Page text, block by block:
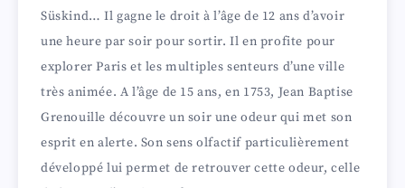
Süskind… Il gagne le droit à l’âge de 12 ans d’avoir
une heure par soir pour sortir. Il en profite pour
explorer Paris et les multiples senteurs d’une ville
très animée. A l’âge de 15 ans, en 1753, Jean Baptise
Grenouille découvre un soir une odeur qui met son
esprit en alerte. Son sens olfactif particulièrement
développé lui permet de retrouver cette odeur, celle